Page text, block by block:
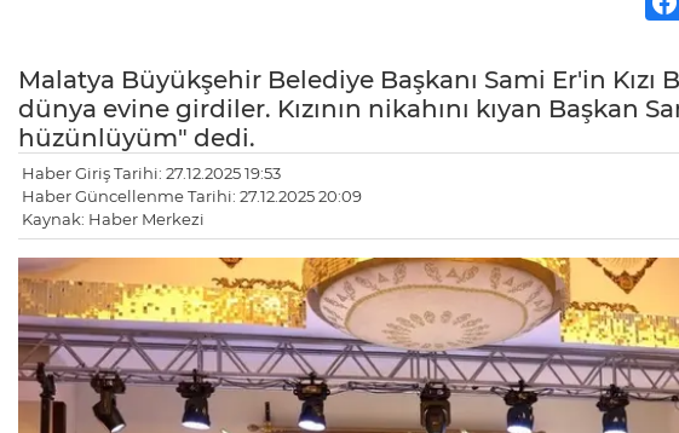
Malatya Büyükşehir Belediye Başkanı Sami Er'in Kızı
dünya evine girdiler. Kızının nikahını kıyan Başkan
hüzünlüyüm" dedi.
Haber Giriş Tarihi: 27.12.2025 19:53
Haber Güncellenme Tarihi: 27.12.2025 20:09
Kaynak: Haber Merkezi